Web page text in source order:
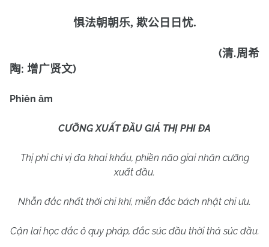
惧法朝朝乐, 欺公日日忧.
(清.周希
陶: 增广贤文)
Phiên âm
CƯỠNG XUẤT ĐẦU GIẢ THỊ PHI ĐA
Thị phi chỉ vị đa khai khẩu, phiền não giai nhân cưỡng
xuất đầu.
Nhẫn đắc nhất thời chi khí, miễn đắc bách nhật chi ưu.
Cận lai học đắc ô quy pháp, đắc súc đầu thời thả súc đầu.